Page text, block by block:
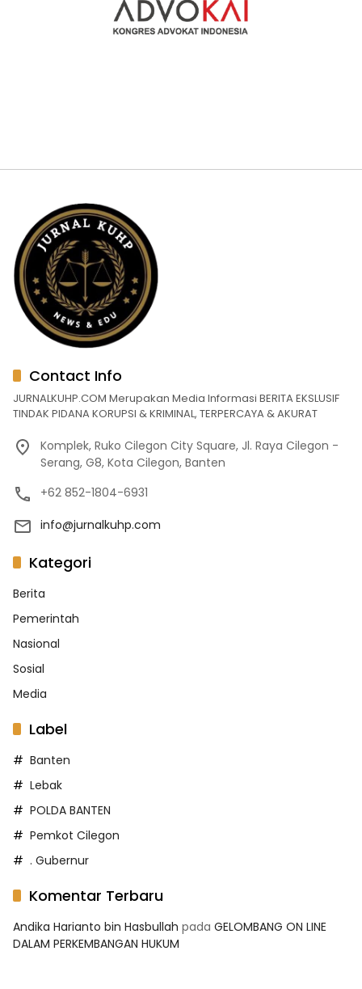
Contact Info
JURNALKUHP.COM Merupakan Media Informasi BERITA EKSLUSIF
TINDAK PIDANA KORUPSI & KRIMINAL, TERPERCAYA & AKURAT
Komplek, Ruko Cilegon City Square, Jl. Raya Cilegon -
Serang, G8, Kota Cilegon, Banten
+62 852-1804-6931
info@jurnalkuhp.com
Kategori
Berita
Pemerintah
Nasional
Sosial
Media
Label
Banten
Lebak
POLDA BANTEN
Pemkot Cilegon
. Gubernur
Komentar Terbaru
Andika Harianto bin Hasbullah pada GELOMBANG ON LINE
DALAM PERKEMBANGAN HUKUM